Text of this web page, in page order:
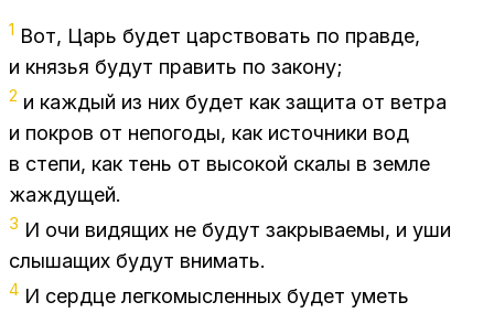
1 Вот, Царь бу­дет цар­ство­вать по прав­де,
и кня­зья бу­дут пра­вить по за­ко­ну;
2 и каж­дый из них бу­дет как за­щи­та от вет­ра
и по­кров от непо­го­ды, как ис­точ­ни­ки вод
в сте­пи, как тень от вы­со­кой ска­лы в зем­ле
жаж­ду­щей.
3 И очи ви­дя­щих не бу­дут за­кры­ва­е­мы, и уши
слы­ша­щих бу­дут вни­мать.
4 И серд­це лег­ко­мыс­лен­ных бу­дет уметь